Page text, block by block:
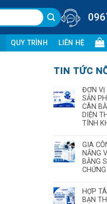
QUY TRÌNH LIÊN HỆ
TIN TỨC
ĐƠN VỊ
SẢN
CÂN
DIỆN
TÍNH
GIA
NẮNG
BẰNG
HỢP
BẠN